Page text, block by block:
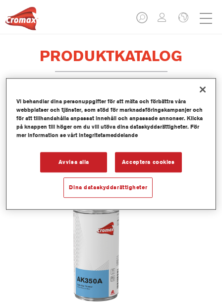
PRODUKTKATALOG
AK350A Fade-Out Thinner
Artikelnummer AK350A 1.00 EA
Mer information
Vi behandlar dina personuppgifter för att mäta och förbättra våra
webbplatser och tjänster, som stöd för marknadsföringskampanjer och
för att tillhandahålla anpassat innehåll och anpassade annonser. Klicka
på knappen till höger om du vill utöva dina dataskyddsrättigheter. För
mer information se vårt integritetsmeddelande
Avvisa alla Acceptera cookies
Dina dataskyddsrättigheter